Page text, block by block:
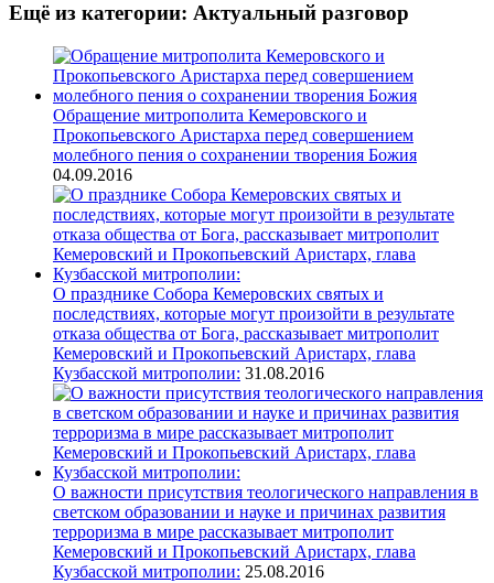
Ещё из категории: Актуальный разговор
Обращение митрополита Кемеровского и
Прокопьевского Аристарха перед совершением
молебного пения о сохранении творения Божия
04.09.2016
О празднике Собора Кемеровских святых и
последствиях, которые могут произойти в результате
отказа общества от Бога, рассказывает митрополит
Кемеровский и Прокопьевский Аристарх, глава
Кузбасской митрополии: 31.08.2016
О важности присутствия теологического направления в
светском образовании и науке и причинах развития
терроризма в мире рассказывает митрополит
Кемеровский и Прокопьевский Аристарх, глава
Кузбасской митрополии: 25.08.2016